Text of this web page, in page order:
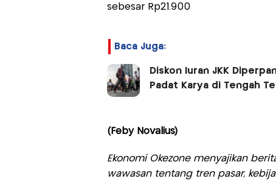
sebesar Rp21.900
Baca Juga:
Diskon Iuran JKK
Padat Karya di Tengah
(Feby Novalius)
Ekonomi Okezone menyajikan
wawasan tentang tren pasar,